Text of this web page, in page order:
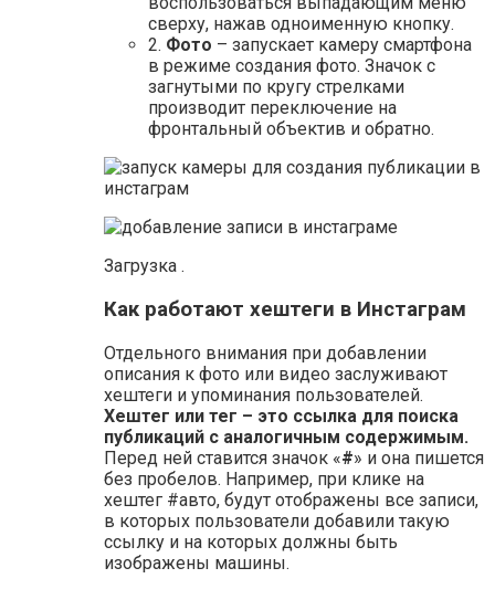
сверху, нажав одноименную кнопку.
2. Фото – запускает камеру смартфона
в режиме создания фото. Значок с
загнутыми по кругу стрелками
производит переключение на
фронтальный объектив и обратно.
Загрузка .
Как работают хештеги в Инстаграм
Отдельного внимания при добавлении
описания к фото или видео заслуживают
хештеги и упоминания пользователей.
Хештег или тег – это ссылка для поиска
публикаций с аналогичным содержимым.
Перед ней ставится значок «#» и она пишется
без пробелов. Например, при клике на
хештег #авто, будут отображены все записи,
в которых пользователи добавили такую
ссылку и на которых должны быть
изображены машины.